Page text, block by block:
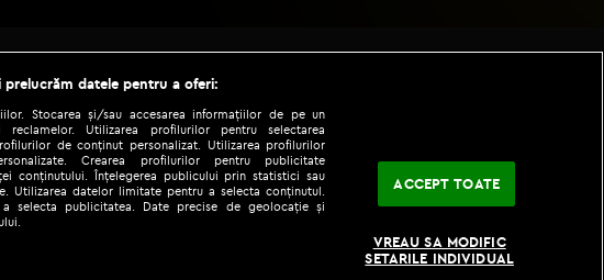
datele pentru a oferi:
Stocarea și/sau accesarea informațiilor de pe un
reclamelor. Utilizarea profilurilor pentru selectarea
de conținut personalizat. Utilizarea profilurilor
Crearea profilurilor pentru publicitate
conținutului. Înțelegerea publicului prin statistici sau
Utilizarea datelor limitate pentru a selecta conținutul.
selecta publicitatea. Date precise de geolocație și
ACCEPT TOATE
VREAU SA MODIFIC
SETARILE INDIVIDUAL